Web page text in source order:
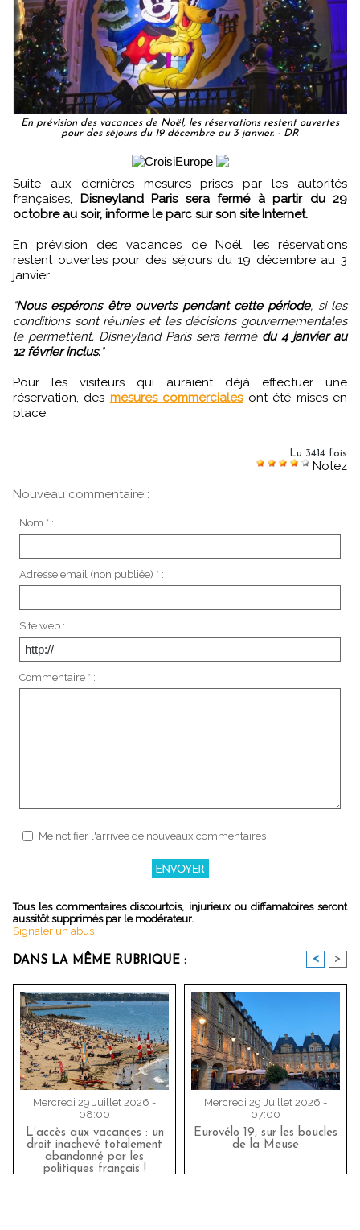
En prévision des vacances de Noël, les réservations restent ouvertes
pour des séjours du 19 décembre au 3 janvier. - DR
Suite aux dernières mesures prises par les autorités
françaises, Disneyland Paris sera fermé à partir du 29
octobre au soir, informe le parc sur son site Internet.
En prévision des vacances de Noël, les réservations
restent ouvertes pour des séjours du 19 décembre au 3
janvier.
"Nous espérons être ouverts pendant cette période, si les
conditions sont réunies et les décisions gouvernementales
le permettent. Disneyland Paris sera fermé du 4 janvier au
12 février inclus."
Pour les visiteurs qui auraient déjà effectuer une
réservation, des mesures commercialesont été mises en
place.
Lu 3414 fois
Notez
Nouveau commentaire :
Nom * :
Adresse email (non publiée) * :
Site web :
Commentaire * :
Me notifier l'arrivée de nouveaux commentaires
Tous les commentaires discourtois, injurieux ou diffamatoires seront
aussitôt supprimés par le modérateur.
Signaler un abus
DANS LA MÊME RUBRIQUE : < >
Mercredi 29 Juillet 2026 -
08:00
L’accès aux vacances : un
droit inachevé totalement
abandonné par les
politiques français !
Mercredi 29 Juillet 2026 -
07:00
Eurovélo 19, sur les boucles
de la Meuse